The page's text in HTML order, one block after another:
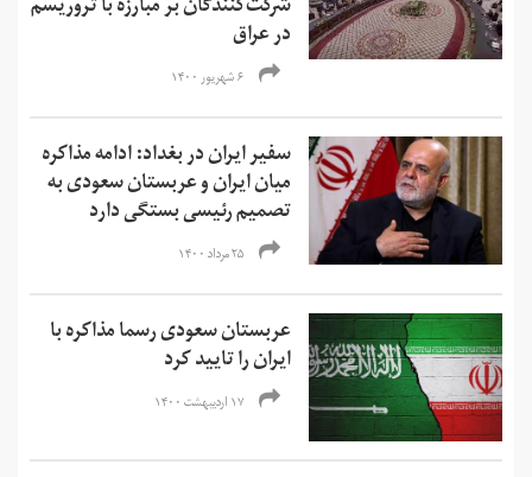
در عراق
۶ شهریور ۱۴۰۰
سفیر ایران در بغداد: ادامه مذاکره
میان ایران و عربستان سعودی به
تصمیم رئيسی بستگی دارد
۲۵ مرداد ۱۴۰۰
عربستان سعودی رسما مذاکره با
ایران را تایید کرد
۱۷ اردیبهشت ۱۴۰۰